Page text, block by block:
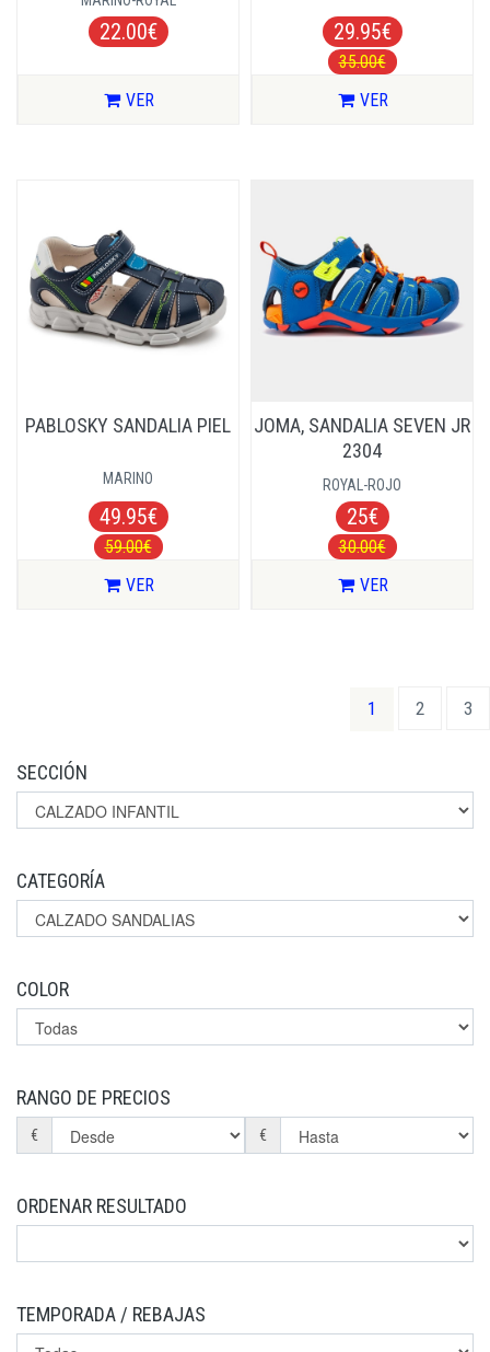
22.00€
VER
29.95€
35.00€
VER
PABLOSKY SANDALIA PIEL
MARINO
49.95€
59.00€
VER
JOMA, SANDALIA SEVEN JR
2304
ROYAL-ROJO
25€
30.00€
VER
1 (current)
2 3
SECCIÓN
CATEGORÍA
COLOR
RANGO DE PRECIOS
€ €
ORDENAR RESULTADO
TEMPORADA / REBAJAS